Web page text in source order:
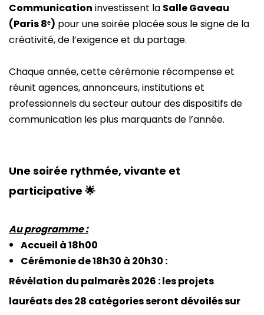
Communication investissent la Salle Gaveau
(Paris 8ᵉ) pour une soirée placée sous le signe de la
créativité, de l’exigence et du partage.
Chaque année, cette cérémonie récompense et
réunit agences, annonceurs, institutions et
professionnels du secteur autour des dispositifs de
communication les plus marquants de l’année.
Une soirée rythmée, vivante et
participative 🌟
Au programme :
Accueil à 18h00
Cérémonie de 18h30 à 20h30 :
Révélation du palmarès 2026 : les projets
lauréats des 28 catégories seront dévoilés sur